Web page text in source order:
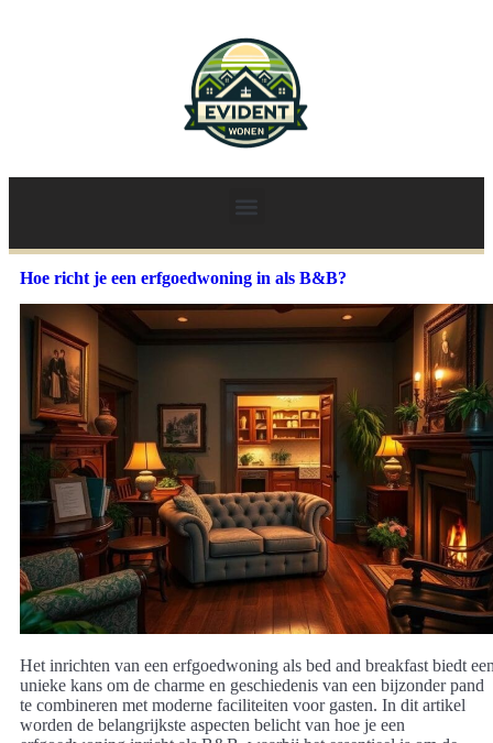
Hoe richt je een erfgoedwoning in als B&B?
Het inrichten van een erfgoedwoning als bed and breakfast biedt
unieke kans om de charme en geschiedenis van een bijzonder pand
te combineren met moderne faciliteiten voor gasten. In dit artikel
worden de belangrijkste aspecten belicht van hoe je een